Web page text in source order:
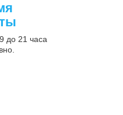
до 21 часа